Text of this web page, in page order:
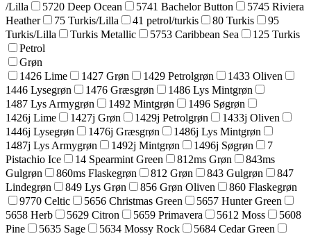
/Lilla
5720 Deep Ocean 5741 Bachelor Button
5745 Riviera
Heather
75 Turkis/Lilla 41 petrol/turkis 80 Turkis
95
Turkis/Lilla
Turkis Metallic 5753 Caribbean Sea
125 Turkis
Petrol
Grøn
1426 Lime
1427 Grøn 1429 Petrolgrøn
1433 Oliven
1446 Lysegrøn
1476 Græsgrøn
1486 Lys Mintgrøn
1487 Lys Armygrøn
1492 Mintgrøn
1496 Søgrøn
1426j Lime
1427j Grøn 1429j Petrolgrøn
1433j Oliven
1446j Lysegrøn
1476j Græsgrøn
1486j Lys Mintgrøn
1487j Lys Armygrøn
1492j Mintgrøn 1496j Søgrøn
7
Pistachio Ice
14 Spearmint Green 812ms Grøn
843ms
Gulgrøn
860ms Flaskegrøn 812 Grøn 843 Gulgrøn
847
Lindegrøn
849 Lys Grøn 856 Grøn Oliven
860 Flaskegrøn
9770 Celtic
5656 Christmas Green
5657 Hunter Green
5658 Herb
5629 Citron 5659 Primavera 5612 Moss
5608
Pine
5635 Sage 5634 Mossy Rock
5684 Cedar Green